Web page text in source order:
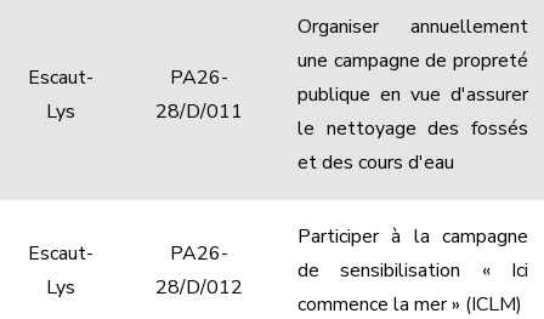
Escaut-
Lys
PA26-
28/D/011
Organiser annuellement
une campagne de propreté
publique en vue d'assurer
le nettoyage des fossés
et des cours d'eau
Escaut-
Lys
PA26-
28/D/012
Participer à la campagne
de sensibilisation « Ici
commence la mer » (ICLM)